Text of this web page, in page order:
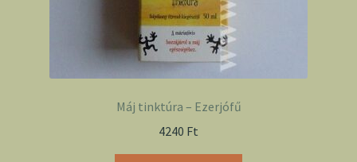
Máj tinktúra – Ezerjófű
4240 Ft